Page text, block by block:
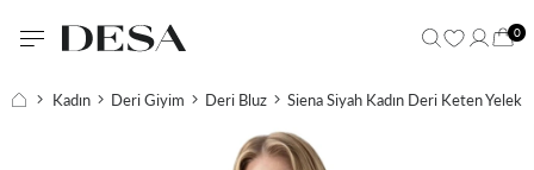
0
Kadın Deri Giyim Deri Bluz Siena Siyah Kadın Deri Keten Yelek/